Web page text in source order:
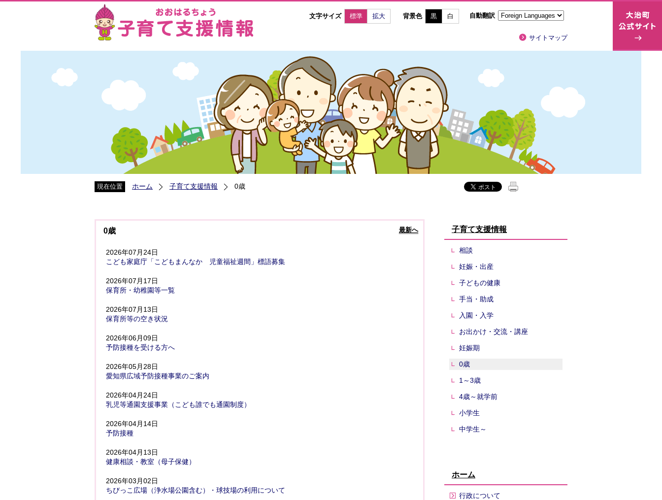
文字サイズ 標準 拡大 背景色 黒 白 自動翻訳
サイトマップ
現在位置 ホーム 子育て支援情報 0歳
0歳 最新へ
2026年07月24日
こども家庭庁「こどもまんなか 児童福祉週間」標語募集
2026年07月17日
保育所・幼稚園等一覧
2026年07月13日
保育所等の空き状況
2026年06月09日
予防接種を受ける方へ
2026年05月28日
愛知県広域予防接種事業のご案内
2026年04月24日
乳児等通園支援事業（こども誰でも通園制度）
2026年04月14日
予防接種
2026年04月13日
健康相談・教室（母子保健）
2026年03月02日
ちびっこ広場（浄水場公園含む）・球技場の利用について
子育て支援情報
相談
妊娠・出産
子どもの健康
手当・助成
入園・入学
お出かけ・交流・講座
妊娠期
0歳
1～3歳
4歳～就学前
小学生
中学生～
ホーム
行政について